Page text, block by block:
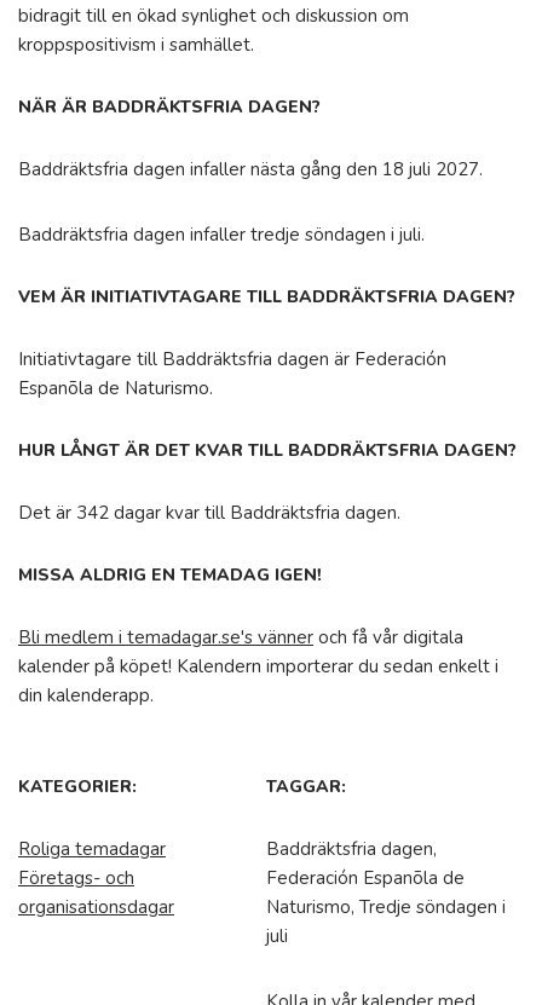
bidragit till en ökad synlighet och diskussion om
kroppspositivism i samhället.
NÄR ÄR BADDRÄKTSFRIA DAGEN?
Baddräktsfria dagen infaller nästa gång den 18 juli 2027.
Baddräktsfria dagen infaller tredje söndagen i juli.
VEM ÄR INITIATIVTAGARE TILL BADDRÄKTSFRIA DAGEN?
Initiativtagare till Baddräktsfria dagen är Federación
Espanõla de Naturismo.
HUR LÅNGT ÄR DET KVAR TILL BADDRÄKTSFRIA DAGEN?
Det är 342 dagar kvar till Baddräktsfria dagen.
MISSA ALDRIG EN TEMADAG IGEN!
Bli medlem i temadagar.se's vänner och få vår digitala
kalender på köpet! Kalendern importerar du sedan enkelt i
din kalenderapp.
KATEGORIER:
Roliga temadagar
Företags- och
organisationsdagar
TAGGAR:
Baddräktsfria dagen,
Federación Espanõla de
Naturismo, Tredje söndagen i
juli